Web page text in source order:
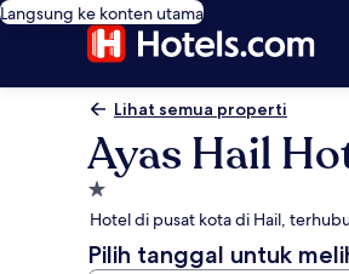
Langsung ke konten utama
Lihat semua properti
Properti
bintang
1.0
Hotel di pusat kota di Hail,
Pilih tanggal untuk